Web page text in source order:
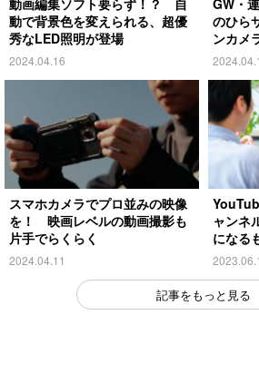
動で背景色を変えられる、超優
秀なLED照明が登場
2024.04.16
のひら
ンカメ
スマホカメラでプロ並みの映像
を！ 映画レベルの動画撮影も
片手でらくらく
2024.04.11
ャンネ
になる
記事をもっと見る